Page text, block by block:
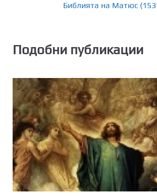
Библията на Матюс
Подобни публикации